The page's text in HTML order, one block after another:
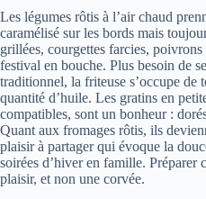
Les légumes rôtis à l’air chaud
caramélisé sur les bords mais
grillées, courgettes farcies,
festival en bouche. Plus besoin de
traditionnel, la friteuse s’occupe de
quantité d’huile. Les gratins en
compatibles, sont un bonheur :
Quant aux fromages rôtis, ils
plaisir à partager qui évoque la
soirées d’hiver en famille. Préparer
plaisir, et non une corvée.